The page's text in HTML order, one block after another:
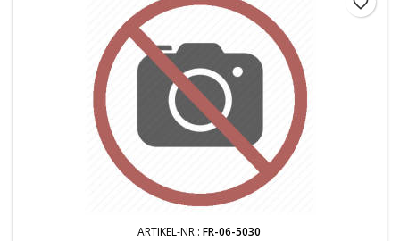
ARTIKEL-NR.: FR-06-5030